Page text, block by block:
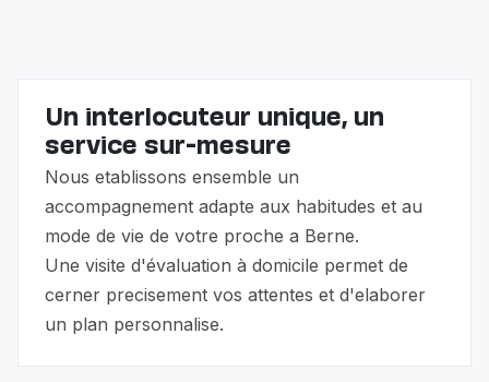
Un interlocuteur unique, un
service sur-mesure
Nous etablissons ensemble un
accompagnement adapte aux habitudes et au
mode de vie de votre proche a Berne.
Une visite d'évaluation à domicile permet de
cerner precisement vos attentes et d'elaborer
un plan personnalise.